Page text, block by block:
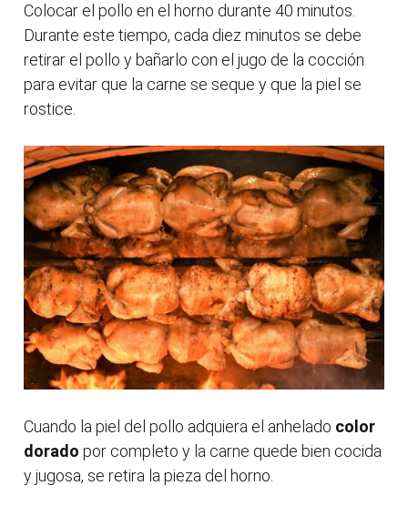
Colocar el pollo en el horno durante 40 minutos.
Durante este tiempo, cada diez minutos se debe
retirar el pollo y bañarlo con el jugo de la cocción
para evitar que la carne se seque y que la piel se
rostice.
Cuando la piel del pollo adquiera el anhelado color
dorado por completo y la carne quede bien cocida
y jugosa, se retira la pieza del horno.